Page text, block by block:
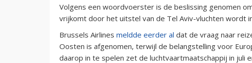
Volgens een woordvoerster is de beslissing genomen
vrijkomt door het uitstel van de Tel Aviv-vluchten wordt
Brussels Airlines meldde eerder al dat de vraag naar
Oosten is afgenomen, terwijl de belangstelling voor
daarop in te spelen zet de luchtvaartmaatschappij in juli